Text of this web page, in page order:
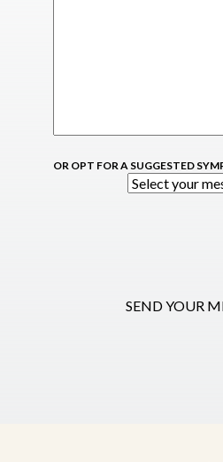
OR OPT FOR A SUGGESTED
SEND YOUR